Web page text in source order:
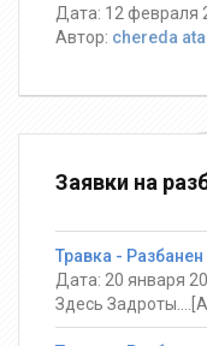
Дата: 12 февраля
Автор: chereda
Заявки на
Травка - Разбанен
Дата: 20 января
Здесь